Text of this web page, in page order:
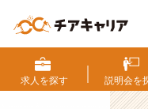
ェ
イ
フ
求人を探す 説明会を